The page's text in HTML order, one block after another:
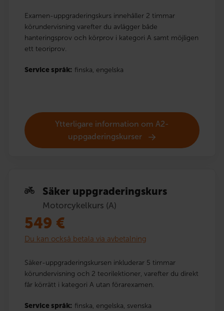
Examen-uppgraderingskurs innehåller 2 timmar
körundervisning varefter du avlägger både
hanteringsprov och körprov i kategori A samt möjligen
ett teoriprov.
Service språk: finska, engelska
Ytterligare information om A2-
uppgaderingskurser
Säker uppgraderingskurs
Motorcykelkurs (A)
549 €
Du kan också betala via avbetalning
Säker-uppgraderingskursen inkluderar 5 timmar
körundervisning och 2 teorilektioner, varefter du direkt
får körrätt i kategori A utan förarexamen.
Service språk: finska, engelska, svenska